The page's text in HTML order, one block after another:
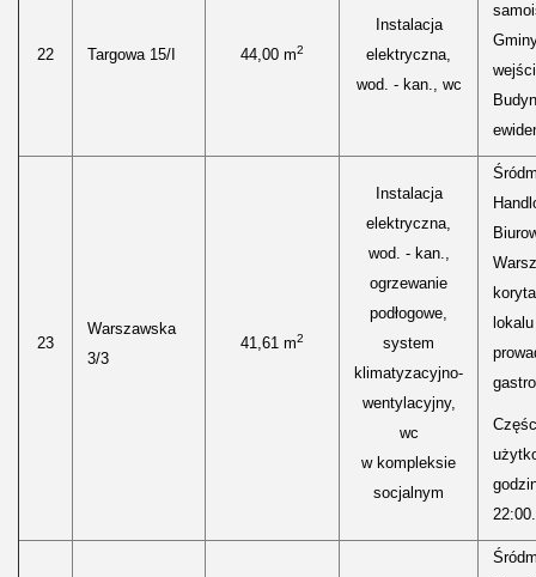
22 Targowa 15/I 44,00 m2
Instalacja
elektryczna,
wod. - kan., wc
23
Warszawska
3/3
41,61 m2
Instalacja
elektryczna,
wod. - kan.,
ogrzewanie
podłogowe,
system
klimatyzacyjno-
wentylacyjny,
wc
w kompleksie
socjalnym
22:00.